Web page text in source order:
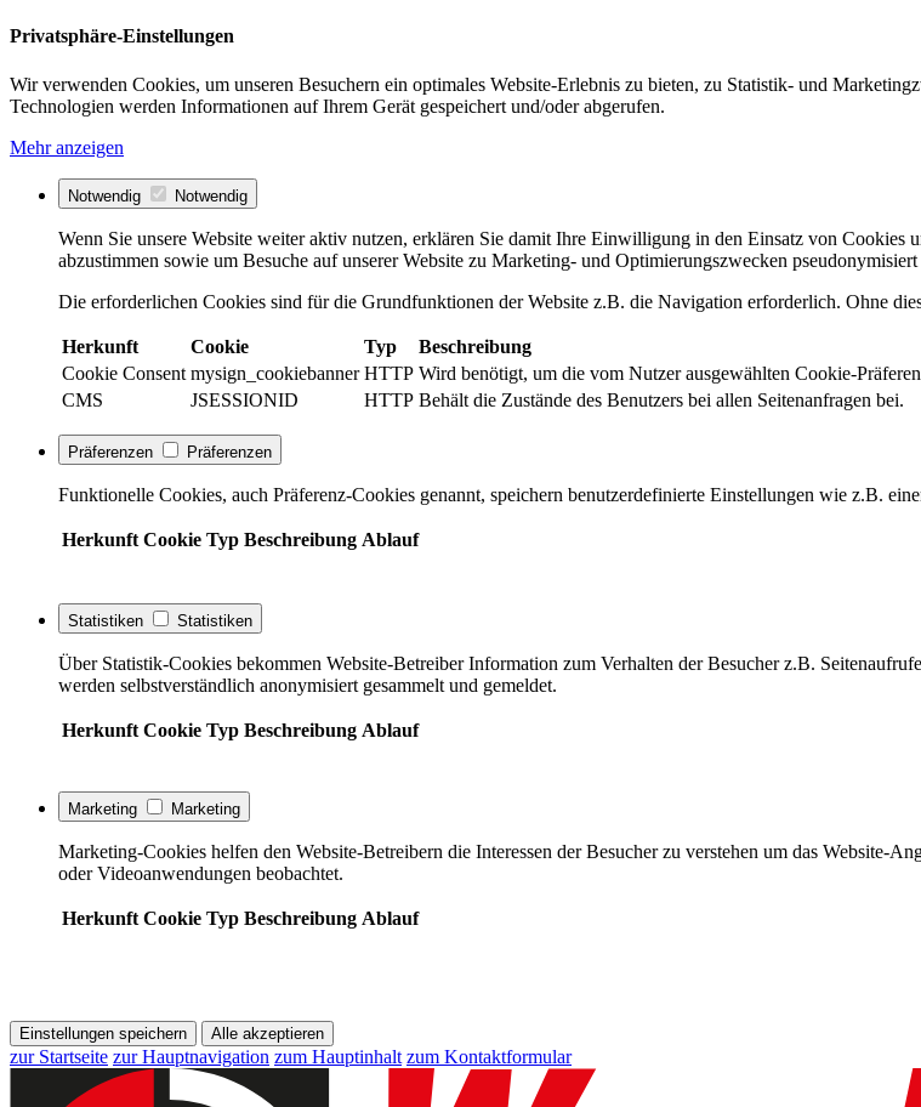
Privatsphäre-Einstellungen
Wir verwenden Cookies, um unseren Besuchern ein optimales Website-Erlebnis zu bieten, zu Statistik- und
Technologien werden Informationen auf Ihrem Gerät gespeichert und/oder abgerufen.
Mehr anzeigen
Notwendig Notwendig
Wenn Sie unsere Website weiter aktiv nutzen, erklären Sie damit Ihre Einwilligung in den Einsatz von
abzustimmen sowie um Besuche auf unserer Website zu Marketing- und Optimierungszwecken
Die erforderlichen Cookies sind für die Grundfunktionen der Website z.B. die Navigation erforderlich. Ohne
Herkunft Cookie Typ Beschreibung
Cookie Consent mysign_cookiebanner HTTP Wird benötigt, um die vom Nutzer ausgewählten Cookie-
CMS
JSESSIONID HTTP Behält die Zustände des Benutzers bei allen Seitenanfragen bei.
Präferenzen Präferenzen
Funktionelle Cookies, auch Präferenz-Cookies genannt, speichern benutzerdefinierte Einstellungen wie z.B.
Herkunft Cookie Typ Beschreibung Ablauf
Statistiken Statistiken
Über Statistik-Cookies bekommen Website-Betreiber Information zum Verhalten der Besucher z.B.
werden selbstverständlich anonymisiert gesammelt und gemeldet.
Herkunft Cookie Typ Beschreibung Ablauf
Marketing Marketing
Marketing-Cookies helfen den Website-Betreibern die Interessen der Besucher zu verstehen um das Website-
oder Videoanwendungen beobachtet.
Herkunft Cookie Typ Beschreibung Ablauf
Einstellungen speichern Alle akzeptieren
zur Startseite zur Hauptnavigation zum Hauptinhalt zum Kontaktformular